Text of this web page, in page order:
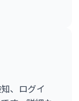
、ログイ